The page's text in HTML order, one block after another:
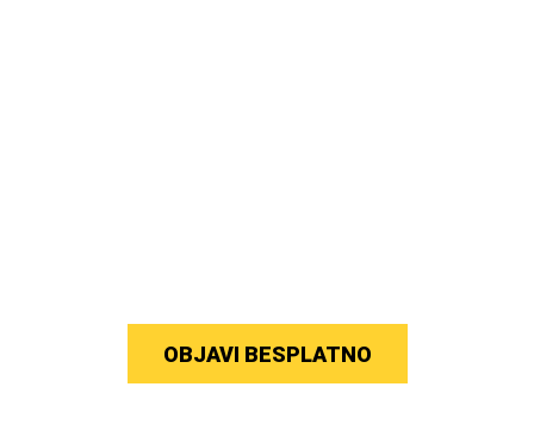
OBJAVI BESPLATNO